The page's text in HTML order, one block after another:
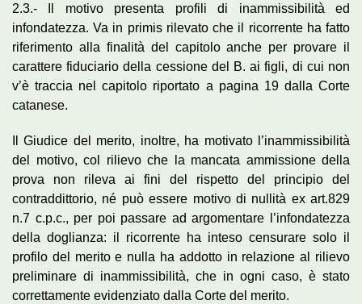
2.3.- Il motivo presenta profili di inammissibilità ed
infondatezza. Va in primis rilevato che il ricorrente ha fatto
riferimento alla finalità del capitolo anche per provare il
carattere fiduciario della cessione del B. ai figli, di cui non
v’è traccia nel capitolo riportato a pagina 19 dalla Corte
catanese.
Il Giudice del merito, inoltre, ha motivato l’inammissibilità
del motivo, col rilievo che la mancata ammissione della
prova non rileva ai fini del rispetto del principio del
contraddittorio, né può essere motivo di nullità ex art.829
n.7 c.p.c., per poi passare ad argomentare l’infondatezza
della doglianza: il ricorrente ha inteso censurare solo il
profilo del merito e nulla ha addotto in relazione al rilievo
preliminare di inammissibilità, che in ogni caso, è stato
correttamente evidenziato dalla Corte del merito.